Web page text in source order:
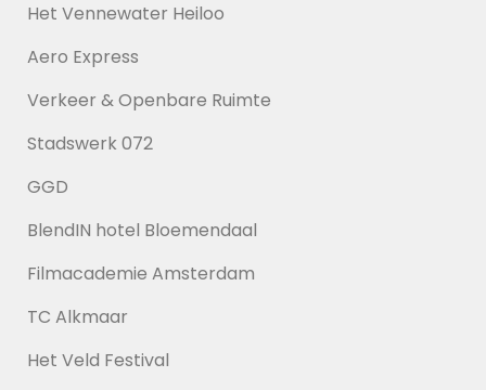
Het Vennewater Heiloo
Aero Express
Verkeer & Openbare Ruimte
Stadswerk 072
GGD
BlendIN hotel Bloemendaal
Filmacademie Amsterdam
TC Alkmaar
Het Veld Festival